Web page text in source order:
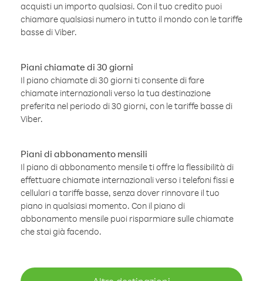
acquisti un importo qualsiasi. Con il tuo credito puoi
chiamare qualsiasi numero in tutto il mondo con le tariffe
basse di Viber.
Piani chiamate di 30 giorni
Il piano chiamate di 30 giorni ti consente di fare
chiamate internazionali verso la tua destinazione
preferita nel periodo di 30 giorni, con le tariffe basse di
Viber.
Piani di abbonamento mensili
Il piano di abbonamento mensile ti offre la flessibilità di
effettuare chiamate internazionali verso i telefoni fissi e
cellulari a tariffe basse, senza dover rinnovare il tuo
piano in qualsiasi momento. Con il piano di
abbonamento mensile puoi risparmiare sulle chiamate
che stai già facendo.